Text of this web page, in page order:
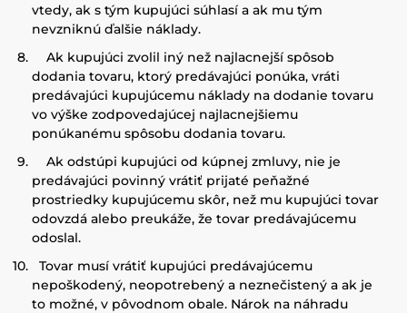
vtedy, ak s tým kupujúci súhlasí a ak mu tým
nevzniknú ďalšie náklady.
Ak kupujúci zvolil iný než najlacnejší spôsob
dodania tovaru, ktorý predávajúci ponúka, vráti
predávajúci kupujúcemu náklady na dodanie tovaru
vo výške zodpovedajúcej najlacnejšiemu
ponúkanému spôsobu dodania tovaru.
Ak odstúpi kupujúci od kúpnej zmluvy, nie je
predávajúci povinný vrátiť prijaté peňažné
prostriedky kupujúcemu skôr, než mu kupujúci tovar
odovzdá alebo preukáže, že tovar predávajúcemu
odoslal.
Tovar musí vrátiť kupujúci predávajúcemu
nepoškodený, neopotrebený a neznečistený a ak je
to možné, v pôvodnom obale. Nárok na náhradu